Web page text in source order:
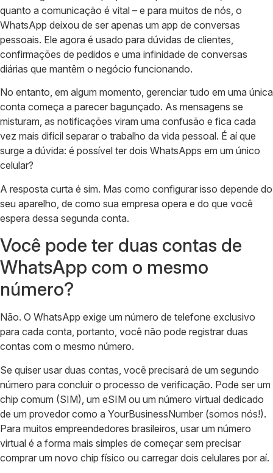
quanto a comunicação é vital – e para muitos de nós, o
WhatsApp deixou de ser apenas um app de conversas
pessoais. Ele agora é usado para dúvidas de clientes,
confirmações de pedidos e uma infinidade de conversas
diárias que mantêm o negócio funcionando.
No entanto, em algum momento, gerenciar tudo em uma única
conta começa a parecer bagunçado. As mensagens se
misturam, as notificações viram uma confusão e fica cada
vez mais difícil separar o trabalho da vida pessoal. É aí que
surge a dúvida: é possível ter dois WhatsApps em um único
celular?
A resposta curta é sim. Mas como configurar isso depende do
seu aparelho, de como sua empresa opera e do que você
espera dessa segunda conta.
Você pode ter duas contas de
WhatsApp com o mesmo
número?
Não. O WhatsApp exige um número de telefone exclusivo
para cada conta, portanto, você não pode registrar duas
contas com o mesmo número.
Se quiser usar duas contas, você precisará de um segundo
número para concluir o processo de verificação. Pode ser um
chip comum (SIM), um eSIM ou um número virtual dedicado
de um provedor como a YourBusinessNumber (somos nós!).
Para muitos empreendedores brasileiros, usar um número
virtual é a forma mais simples de começar sem precisar
comprar um novo chip físico ou carregar dois celulares por aí.